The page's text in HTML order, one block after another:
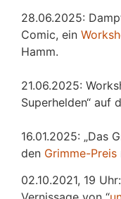
28.06.2025:
Comic, ein
Hamm.
21.06.2025:
Superhelden“ auf
16.01.2025: „Das
den Grimme-Preis
02.10.2021, 19